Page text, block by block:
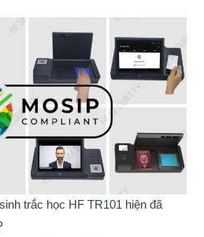
trắc học HF TR101 hiện đã